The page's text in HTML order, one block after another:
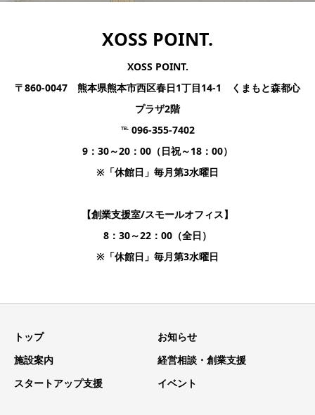
XOSS POINT.
XOSS POINT.
〒860-0047 熊本県熊本市西区春日1丁目14-1 くまもと森都心
プラザ2階
℡ 096-355-7402
9：30～20：00（日祝～18：00）
※「休館日」毎月第3水曜日
【創業支援室/スモールオフィス】
8：30～22：00（全日）
※「休館日」毎月第3水曜日
トップ
お知らせ
施設案内
経営相談・創業支援
スタートアップ支援
イベント